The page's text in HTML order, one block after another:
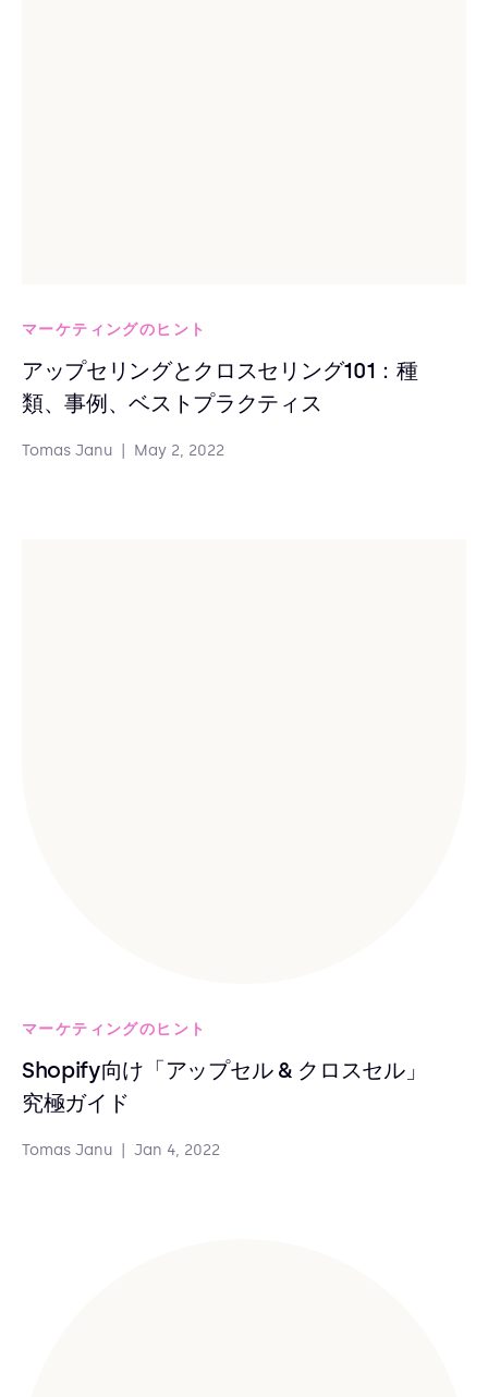
マーケティングのヒント
アップセリングとクロスセリング101：種
類、事例、ベストプラクティス
Tomas Janu May 2, 2022
マーケティングのヒント
Shopify向け「アップセル & クロスセル」
究極ガイド
Tomas Janu Jan 4, 2022